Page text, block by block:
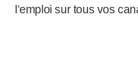
l’emploi sur tous vos